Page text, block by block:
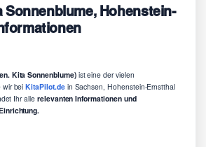
Sonnenblume, Hohenstein-
Kita Sonnenblume)ist eine der vielen
wir beiKitaPilot.dein Sachsen, Hohenstein-Ernstthal
Ihr allerelevanten Informationen und